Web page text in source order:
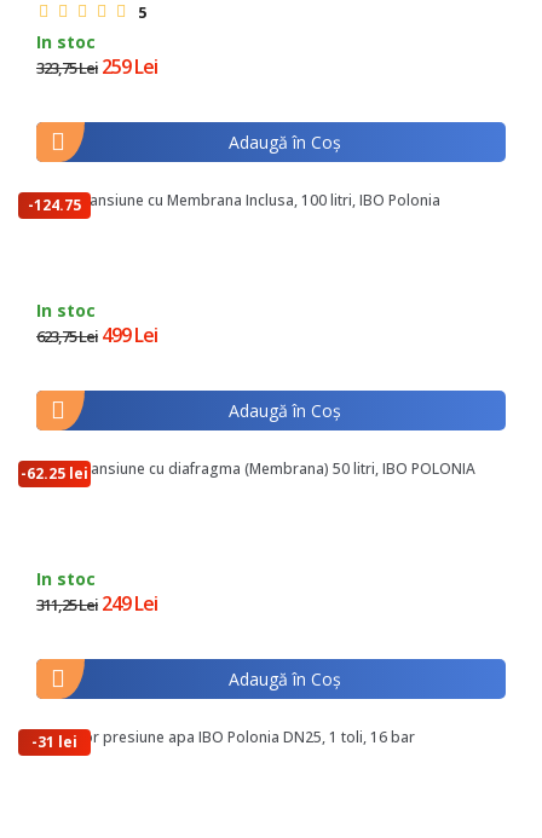
5
In stoc
323,75 Lei 259 Lei
Adaugă în Coş
-124.75
Vas Expansiune cu Membrana Inclusa, 100 litri, IBO Polonia
In stoc
623,75 Lei 499 Lei
Adaugă în Coş
-62.25 lei
Vas expansiune cu diafragma (Membrana) 50 litri, IBO POLONIA
In stoc
311,25 Lei 249 Lei
Adaugă în Coş
-31 lei
Reductor presiune apa IBO Polonia DN25, 1 toli, 16 bar